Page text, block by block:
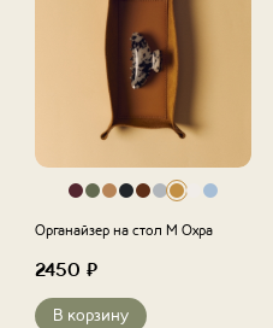
Органайзер на стол M Охра
2450 ₽
В корзину